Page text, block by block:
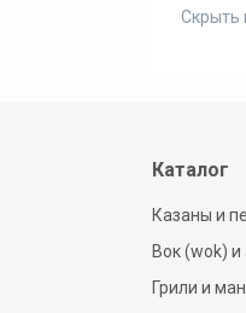
Скрыть
Каталог
Казаны и
Вок (wok) и
Грили и